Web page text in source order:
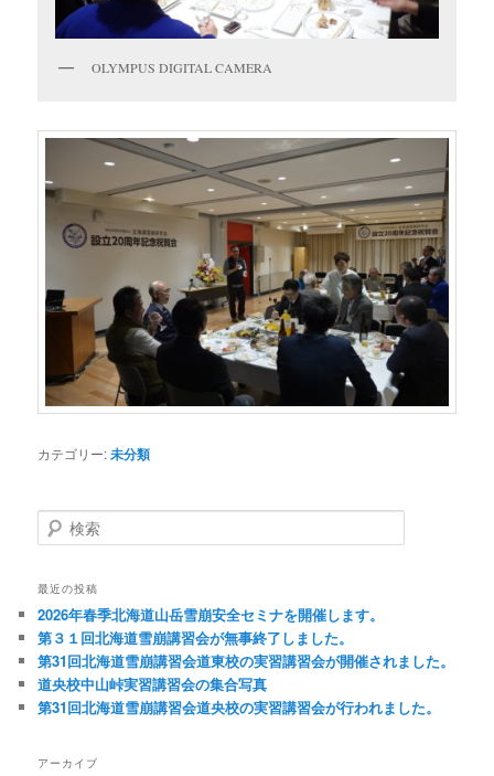
OLYMPUS DIGITAL CAMERA
カテゴリー:未分類
検
索
最近の投稿
2026年春季北海道山岳雪崩安全セミナを開催します。
第３１回北海道雪崩講習会が無事終了しました。
第31回北海道雪崩講習会道東校の実習講習会が開催されました。
道央校中山峠実習講習会の集合写真
第31回北海道雪崩講習会道央校の実習講習会が行われました。
アーカイブ